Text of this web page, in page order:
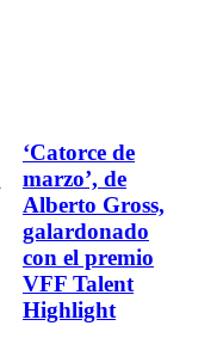
‘Catorce de
marzo’, de
Alberto Gross,
galardonado
con el premio
VFF Talent
Highlight